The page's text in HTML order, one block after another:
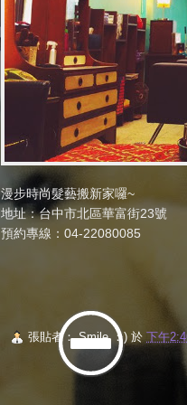
漫步時尚髮藝搬新家囉~
地址：台中市北區華富街23號
預約專線：04-22080085
張貼者：Smile ：) 於 下午